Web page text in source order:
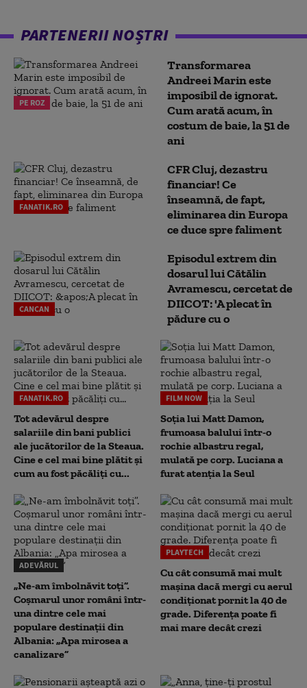
PARTENERII NOȘTRI
PE ROZ
Transformarea
Andreei Marin este
imposibil de ignorat.
Cum arată acum, în
costum de baie, la 51 de
ani
FANATIK.RO
CFR Cluj, dezastru
financiar! Ce
înseamnă, de fapt,
eliminarea din Europa
ce duce spre faliment
CANCAN
Episodul extrem din
dosarul lui Cătălin
Avramescu, cercetat de
DIICOT: 'A plecat în
pădure cu o
FANATIK.RO
Tot adevărul despre
salariile din bani publici
ale jucătorilor de la Steaua.
Cine e cel mai bine plătit și
cum au fost păcăliți cu...
FILM NOW
Soția lui Matt Damon,
frumoasa balului într-o
rochie albastru regal,
mulată pe corp. Luciana a
furat atenția la Seul
ADEVĂRUL
„Ne-am îmbolnăvit toți”.
Coșmarul unor români într-
una dintre cele mai
populare destinații din
Albania: „Apa mirosea a
canalizare”
PLAYTECH
Cu cât consumă mai mult
mașina dacă mergi cu aerul
condiționat pornit la 40 de
grade. Diferența poate fi
mai mare decât crezi